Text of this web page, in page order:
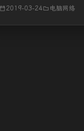
有限博客做的不好，就是
2019-03-24 电脑网络